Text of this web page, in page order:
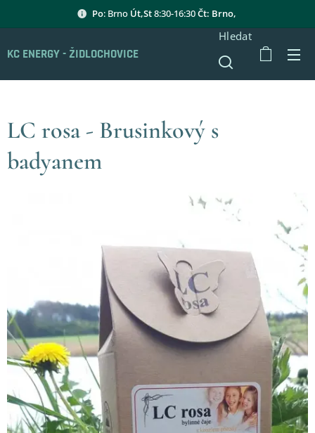
Po: Brno Út,St8:30-16:30Čt: Brno,
KC ENERGY - ŽIDLOCHOVICE
Hledat
LC rosa - Brusinkový s
badyanem